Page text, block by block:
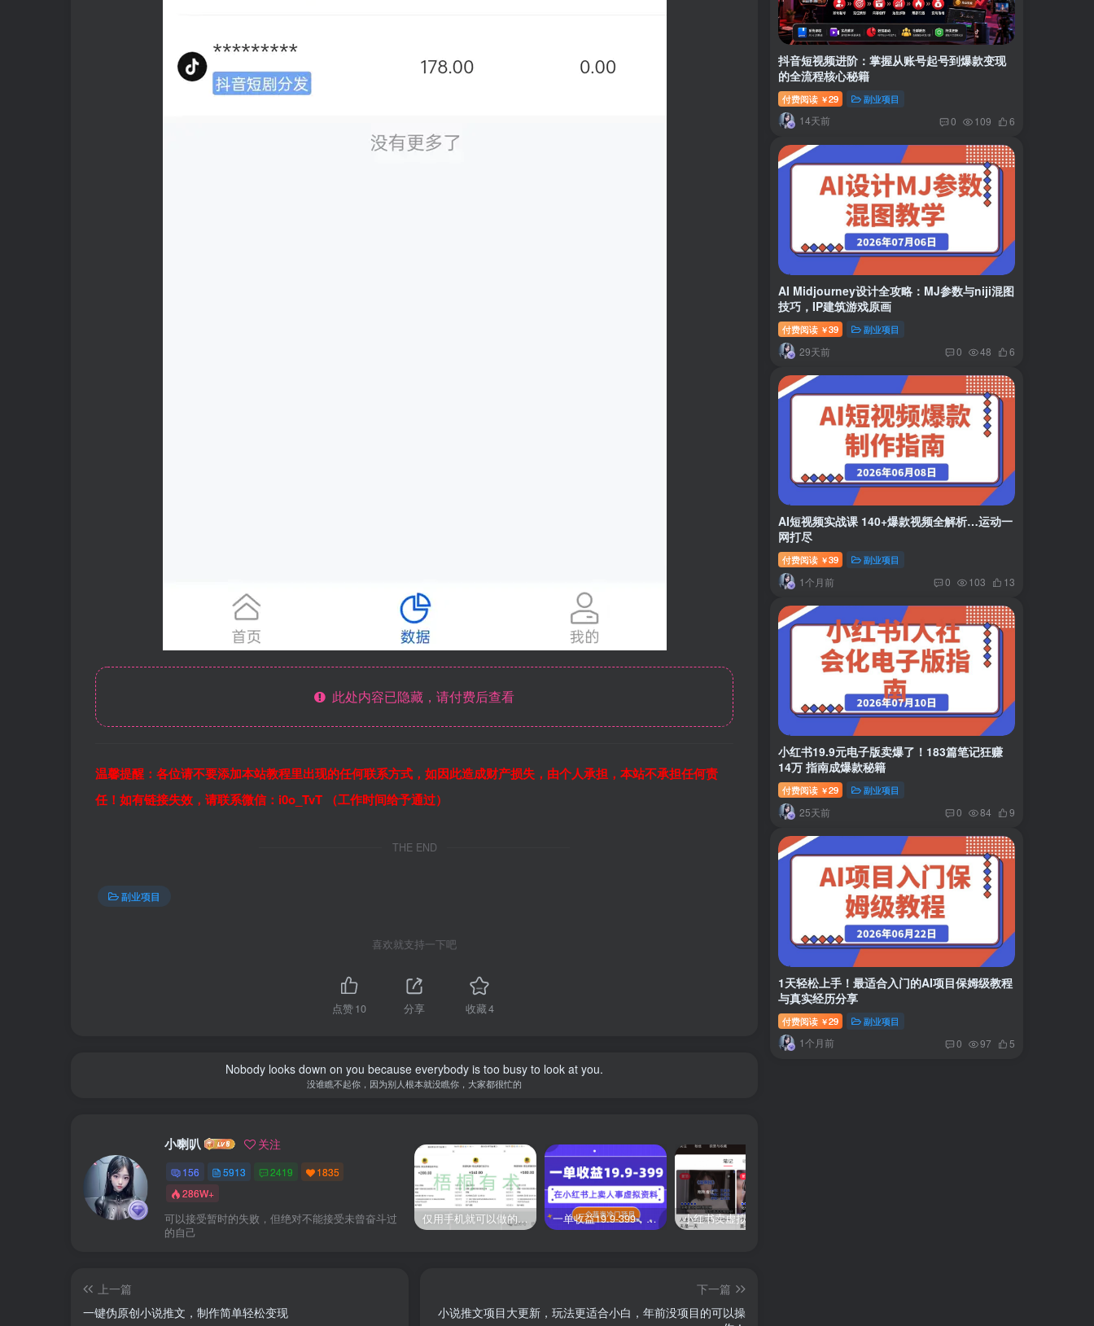
此处内容已隐藏，请付费后查看
温馨提醒：各位请不要添加本站教程里出现的任何联系方式，如因此造成财产损失，由个人承担，本站不承担任何责
任！如有链接失效，请联系微信：i0o_TvT （工作时间给予通过）
THE END
副业项目
喜欢就支持一下吧
点赞10 分享 收藏4
Nobody looks down on you because everybody is too busy to look at you.
没谁瞧不起你，因为别人根本就没瞧你，大家都很忙的
小喇叭 关注
156 5913 2419
1835
286W+
可以接受暂时的失败，但绝对不能接受未曾奋斗过
的自己
仅用手机就可以做的小项目，当天就能见钱，每天100-300 一单收益19.9-399，一个蓝海冷门项目，在小红书上卖人事虚拟资料
上一篇
一键伪原创小说推文，制作简单轻松变现
下一篇
小说推文项目大更新，玩法更适合小白，年前没项目的可以操
抖音短视频进阶：掌握从账号起号到爆款变现
的全流程核心秘籍
付费阅读 ￥29 副业项目
14天前 0 109 6
AI Midjourney设计全攻略：MJ参数与niji混图
技巧，IP建筑游戏原画
付费阅读 ￥39 副业项目
29天前 0 48 6
AI短视频实战课 140+爆款视频全解析…运动一
网打尽
付费阅读 ￥39 副业项目
1个月前 0 103 13
小红书19.9元电子版卖爆了！183篇笔记狂赚
14万 指南成爆款秘籍
付费阅读 ￥29 副业项目
25天前 0 84 9
1天轻松上手！最适合入门的AI项目保姆级教程
与真实经历分享
付费阅读 ￥29 副业项目
1个月前 0 97 5